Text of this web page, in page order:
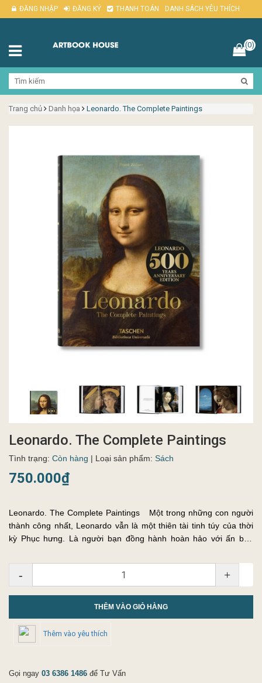
ĐĂNG NHẬP ĐĂNG KÝ THANH TOÁN DANH SÁCH YÊU THÍCH
(0)
Trang chủ Danh họa Leonardo. The Complete Paintings
Leonardo. The Complete Paintings
Tình trạng: Còn hàng | Loại sản phẩm: Sách
750.000₫
Leonardo. The Complete Paintings Một trong những con người
thành công nhất, Leonardo vẫn là một thiên tài tinh túy của thời
kỳ Phục hưng. Là người bạn đồng hành hoàn hảo với ấn bản
- +
THÊM VÀO GIỎ HÀNG
Thêm vào yêu thích
Gọi ngay 03 6386 1486 để Tư Vấn